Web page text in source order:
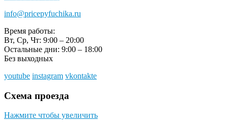
info@pricepyfuchika.ru
Время работы:
Вт, Ср, Чт: 9:00 – 20:00
Остальные дни: 9:00 – 18:00
Без выходных
youtube instagram vkontakte
Схема проезда
Нажмите чтобы увеличить